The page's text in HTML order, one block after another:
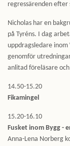
regressärenden efter
Nicholas har en
på Tyréns. I dag
uppdragsledare inom
genomför
anlitad föreläsare
14.50-15.20
Fikamingel
15.20-16.10
Fusket inom Bygg -
Anna-Lena Norberg